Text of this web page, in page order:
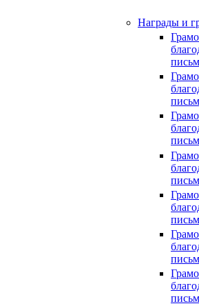
Награды и